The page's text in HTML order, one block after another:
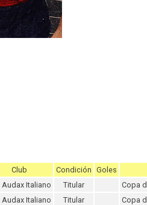
Club Condición Goles
Audax Italiano Titular
Copa
Audax Italiano Titular
Copa